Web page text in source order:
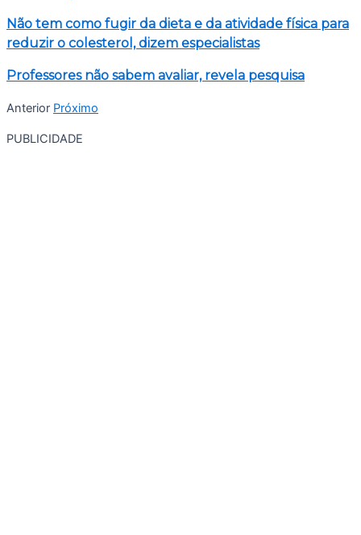
Não tem como fugir da dieta e da atividade física para
reduzir o colesterol, dizem especialistas
Professores não sabem avaliar, revela pesquisa
Anterior Próximo
PUBLICIDADE